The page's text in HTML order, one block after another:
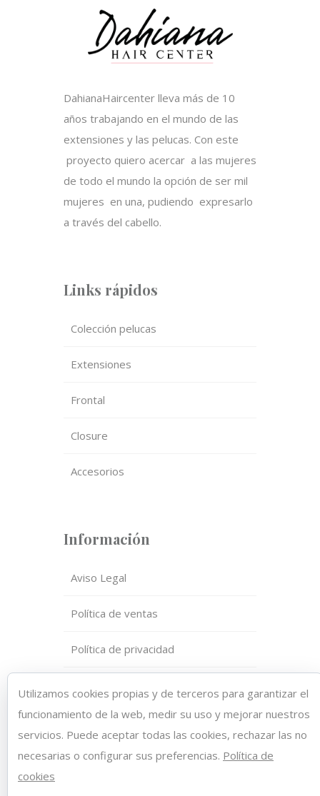
DahianaHaircenter lleva más de 10
años trabajando en el mundo de las
extensiones y las pelucas. Con este
proyecto quiero acercar a las mujeres
de todo el mundo la opción de ser mil
mujeres en una, pudiendo expresarlo
a través del cabello.
Links rápidos
Colección pelucas
Extensiones
Frontal
Closure
Accesorios
Información
Aviso Legal
Política de ventas
Política de privacidad
Copyright 2021 © DAHIANA HAIR
Utilizamos cookies propias y de terceros para garantizar el
funcionamiento de la web, medir su uso y mejorar nuestros
servicios. Puede aceptar todas las cookies, rechazar las no
necesarias o configurar sus preferencias. Política de
cookies